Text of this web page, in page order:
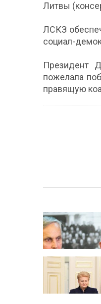
Литвы
ЛСКЗ
социал-
Президент
пожелала
правящую